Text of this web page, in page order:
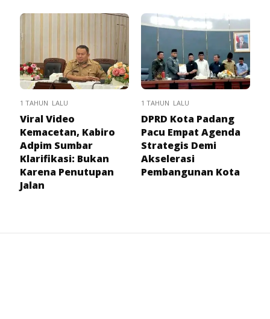
1 TAHUN LALU
Viral Video
Kemacetan, Kabiro
Adpim Sumbar
Klarifikasi: Bukan
Karena Penutupan
Jalan
1 TAHUN LALU
DPRD Kota Padang
Pacu Empat Agenda
Strategis Demi
Akselerasi
Pembangunan Kota